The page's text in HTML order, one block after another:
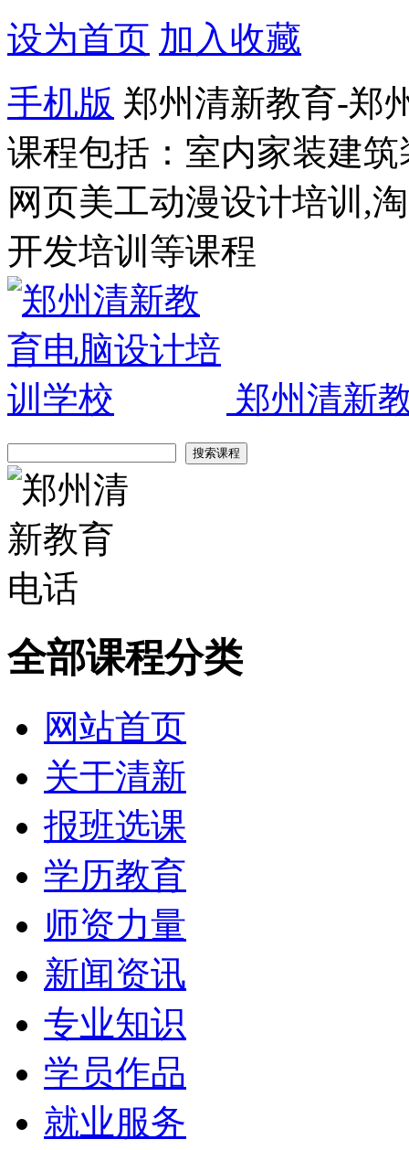
设为首页 加入收藏
手机版 郑州清新教育-郑
课程包括：室内家装建
网页美工动漫设计培训,
开发培训等课程
郑州清新
全部课程分类
网站首页
关于清新
报班选课
学历教育
师资力量
新闻资讯
专业知识
学员作品
就业服务